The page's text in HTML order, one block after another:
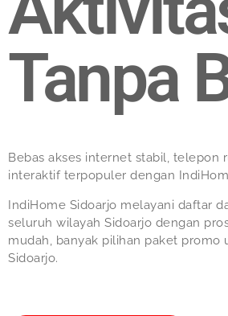
Tanpa
Bebas akses internet stabil, telepon
interaktif terpopuler dengan
IndiHome Sidoarjo melayani daftar
seluruh wilayah Sidoarjo dengan
mudah, banyak pilihan paket promo
Sidoarjo.